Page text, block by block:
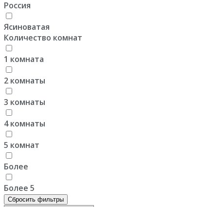
Россия
Ясиноватая
Количество комнат
1 комната
2 комнаты
3 комнаты
4 комнаты
5 комнат
Более
Более 5
Сбросить фильтры